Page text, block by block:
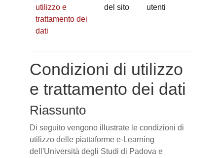
utilizzo e
trattamento dei
dati
del sito
utenti
Condizioni di utilizzo
e trattamento dei dati
Riassunto
Di seguito vengono illustrate le condizioni di
utilizzo delle piattaforme e-Learning
dell'Università degli Studi di Padova e